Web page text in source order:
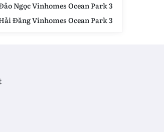
Ngọc Vinhomes Ocean Park 3
Đăng Vinhomes Ocean Park 3